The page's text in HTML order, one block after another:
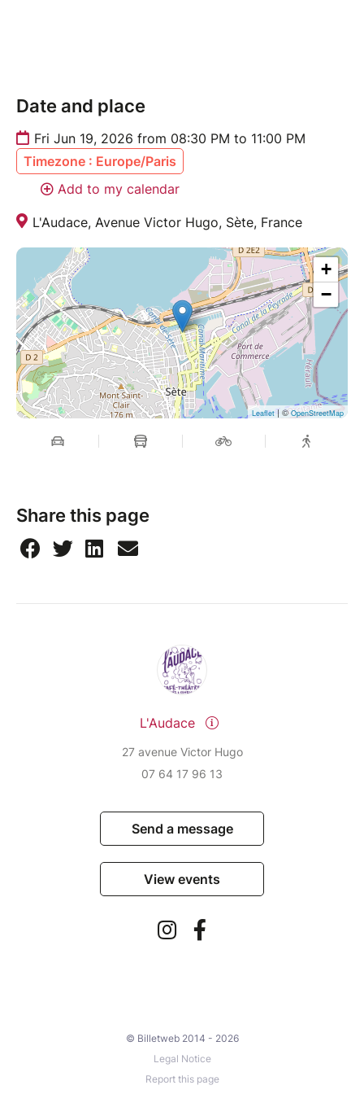
Date and place
Fri Jun 19, 2026 from 08:30 PM to 11:00 PM
Timezone : Europe/Paris
Add to my calendar
L'Audace, Avenue Victor Hugo, Sète, France
+
−
Leaflet| ©OpenStreetMap
Share this page
L'Audace
27 avenue Victor Hugo
07 64 17 96 13
Send a message
View events
© Billetweb 2014 - 2026
Legal Notice
Report this page